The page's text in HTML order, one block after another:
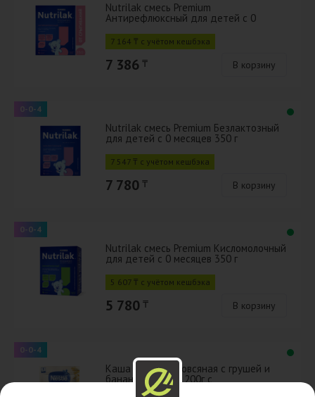
Nutrilak смесь Premium
Антирефлюксный для детей с 0
7 164 ₸ с учётом кешбэка
7 386 ₸ В корзину
0-0-4
Nutrilak смесь Premium Безлактозный
для детей с 0 месяцев 350 г
7 547 ₸ с учётом кешбэка
7 780 ₸ В корзину
0-0-4
Nutrilak смесь Premium Кисломолочный
для детей с 0 месяцев 350 г
5 607 ₸ с учётом кешбэка
5 780 ₸ В корзину
0-0-4
Каша Молочная овсяная с грушей и
бананом с 6 мес 200г с
бифидобактериями BL